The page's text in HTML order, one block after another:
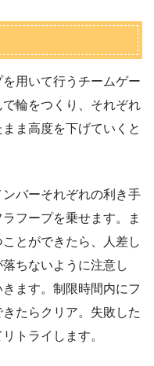
用いて行うチームゲー
輪をつくり、それぞれ
ま高度を下げていくと
バーそれぞれの利き手
フープを乗せます。ま
とができたら、人差し
ちないように注意し
ます。制限時間内にフ
たらクリア。失敗した
トライします。